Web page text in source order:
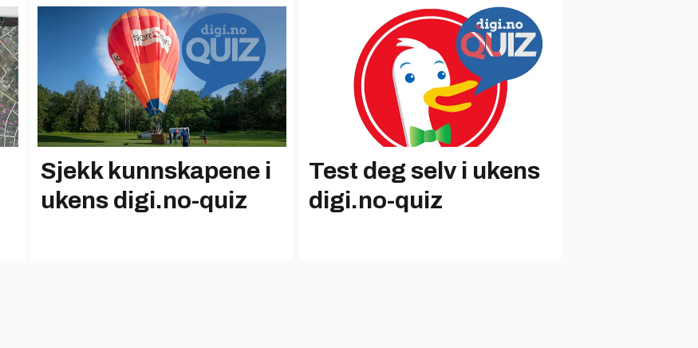
Sjekk kunnskapene i
ukens digi.no-quiz
Test deg selv i ukens
digi.no-quiz